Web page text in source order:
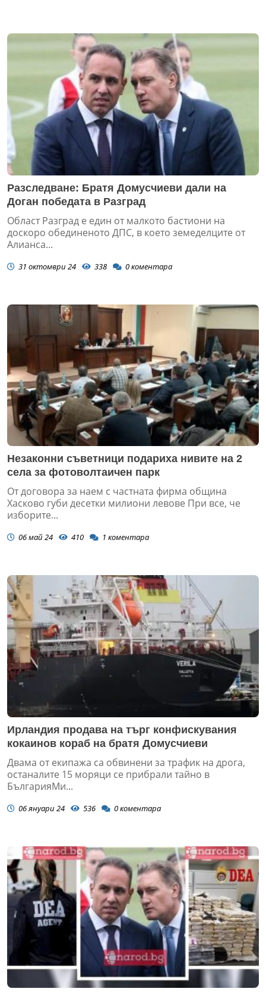
Разследване: Братя Домусчиеви дали на
Доган победата в Разград
Област Разград е един от малкото бастиони на
доскоро обединеното ДПС, в което земеделците от
Алианса...
31 октомври 24 338 0коментара
Незаконни съветници подариха нивите на 2
села за фотоволтаичен парк
От договора за наем с частната фирма община
Хасково губи десетки милиони левове При все, че
изборите...
06 май 24 410 1 коментара
Ирландия продава на търг конфискувания
кокаинов кораб на братя Домусчиеви
Двама от екипажа са обвинени за трафик на дрога,
останалите 15 моряци се прибрали тайно в
БългарияМи...
06 януари 24 536 0коментара